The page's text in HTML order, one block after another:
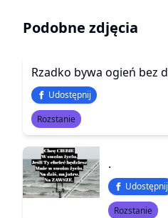
Podobne zdjęcia
Udostępnij
Rozstanie
.
Udostępnij
Rozstanie